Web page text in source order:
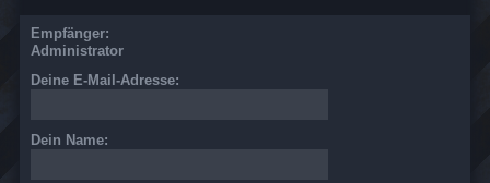
Empfänger:
Administrator
Deine E-Mail-Adresse:
Dein Name: